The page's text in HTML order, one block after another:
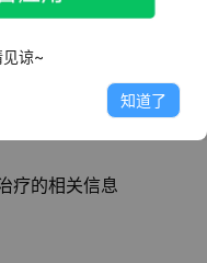
打鼾补救方法
疗的相关信息
谅~
知道了